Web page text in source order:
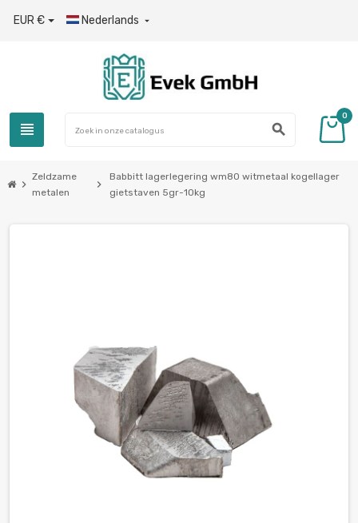
EUR € Nederlands 
view_headline search
0
chevron_right
Zeldzame
metalen
chevron_right
Babbitt lagerlegering wm80 witmetaal kogellager
gietstaven 5gr-10kg